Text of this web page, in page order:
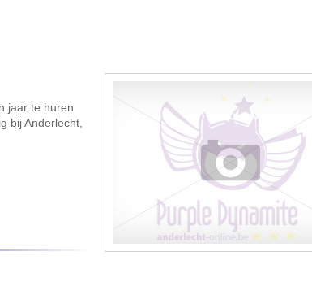
jaar te huren
bij Anderlecht,